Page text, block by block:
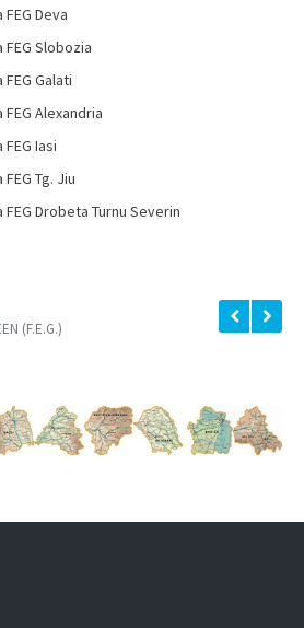
Deva
Slobozia
Galati
Alexandria
Iasi
Tg. Jiu
Drobeta Turnu Severin
(F.E.G.)